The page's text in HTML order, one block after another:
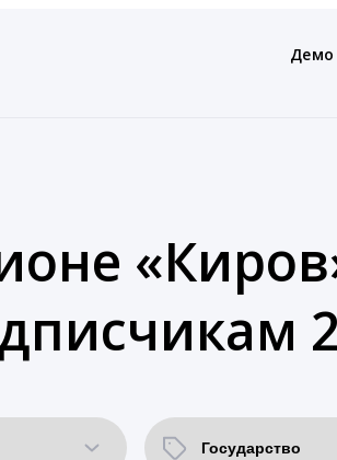
Демо